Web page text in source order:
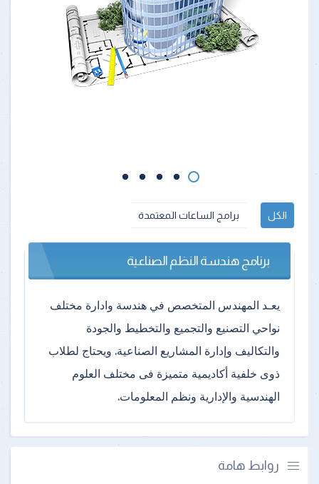
الكل برامج الساعات المعتمدة
برنامج هندسة النظم الصناعية
يعـد المهندس المتخصص في هندسة وادارة مختلف
نواحي التصنيع والتجميع والتخطيط والجودة
والتكاليف وإدارة المشاريع الصناعية. ويحتاج لطلاب
ذوى خلفية أكاديمية متميزة فى مختلف العلوم
الهندسية والإدارية ونظم المعلومات.
روابط هامة